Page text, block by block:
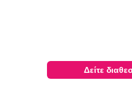
Δείτε